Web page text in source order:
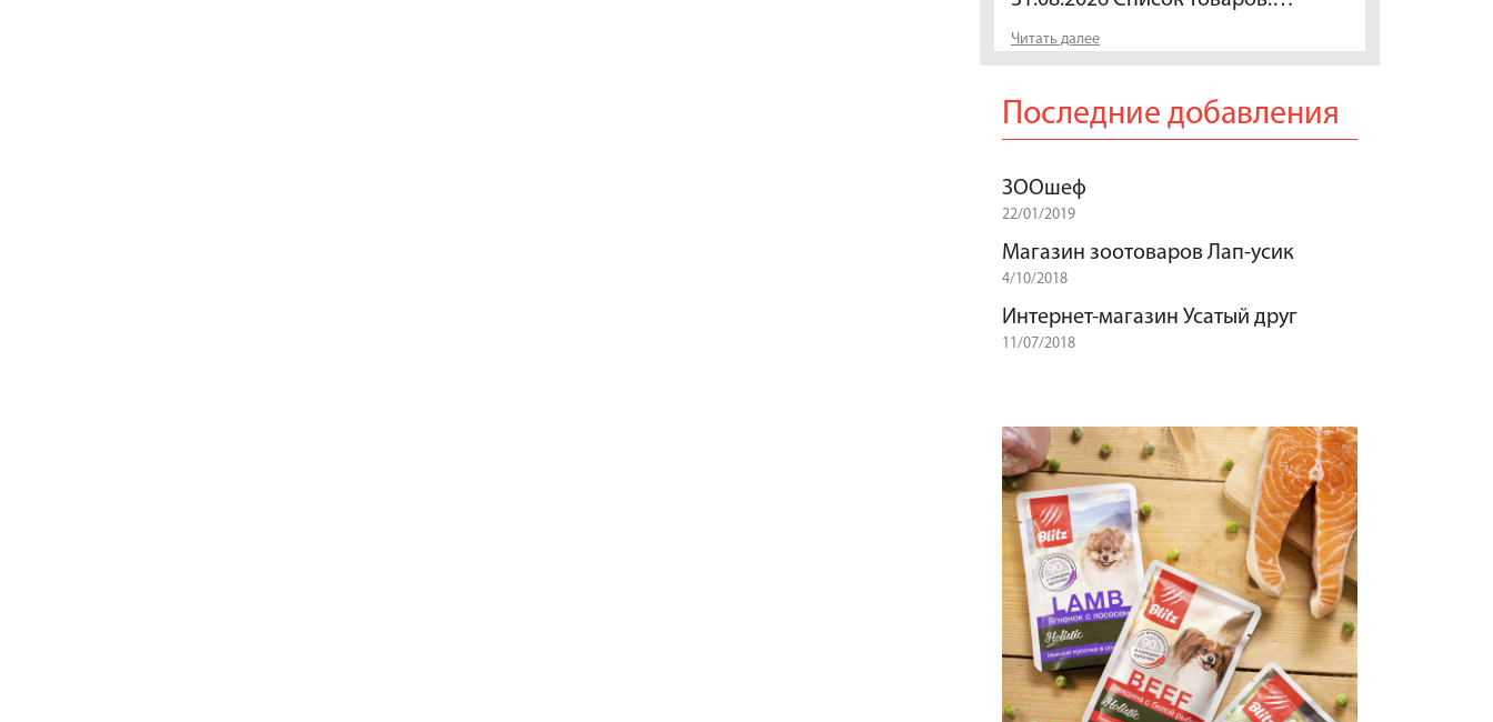
Читать далее
Последние добавления
ЗООшеф
22/01/2019
Магазин зоотоваров Лап-усик
4/10/2018
Интернет-магазин Усатый друг
11/07/2018